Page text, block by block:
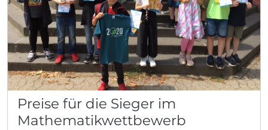
Preise für die Sieger im
Mathematikwettbewerb